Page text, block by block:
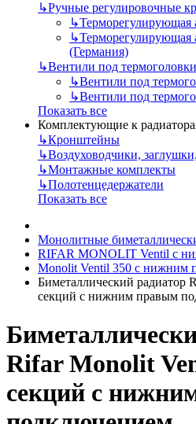
↳Ручные регулировочные
↳Терморегулирующая
↳Терморегулирующая
(Германия)
↳Вентили под термоголовки
↳Вентили под
↳Вентили под
Показать все
Комплектующие к
↳Кронштейны
↳Воздуховодчики,
↳Монтажные комплекты
↳Полотенцедержатели
Показать все
Монолитные
RIFAR MONOLIT Ventil с
Monolit Ventil 350 с нижним
Биметаллический радиатор
секций с нижним правым
Rifar Monolit
секций с